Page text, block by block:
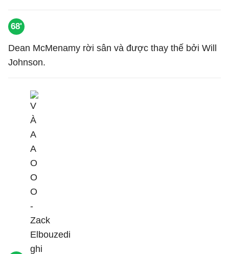
68'
Dean McMenamy rời sân và được thay thế bởi Will
Johnson.